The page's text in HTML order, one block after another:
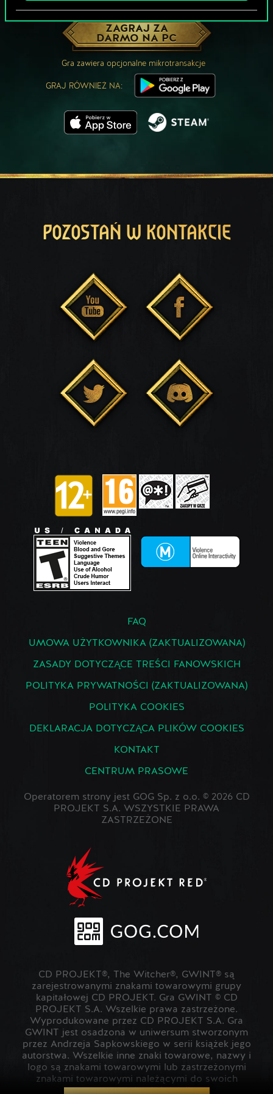
ZAGRAJ ZA
DARMO NA PC
Gra zawiera opcjonalne mikrotransakcje
GRAJ RÓWNIEŻ NA:
POZOSTAŃ W KONTAKCIE
FAQ
UMOWA UŻYTKOWNIKA (ZAKTUALIZOWANA)
ZASADY DOTYCZĄCE TREŚCI FANOWSKICH
POLITYKA PRYWATNOŚCI (ZAKTUALIZOWANA)
POLITYKA COOKIES
DEKLARACJA DOTYCZĄCA PLIKÓW COOKIES
KONTAKT
CENTRUM PRASOWE
Operatorem strony jest GOG Sp. z o.o. © 2026 CD
PROJEKT S.A. WSZYSTKIE PRAWA
ZASTRZEŻONE
CD PROJEKT®, The Witcher®, GWINT® są
zarejestrowanymi znakami towarowymi grupy
kapitałowej CD PROJEKT. Gra GWINT © CD
PROJEKT S.A. Wszelkie prawa zastrzeżone.
Wyprodukowane przez CD PROJEKT S.A. Gra
GWINT jest osadzona w uniwersum stworzonym
przez Andrzeja Sapkowskiego w serii książek jego
autorstwa. Wszelkie inne znaki towarowe, nazwy i
logo są znakami towarowymi lub zastrzeżonymi
znakami towarowymi należącymi do swoich
prawowitych właścicieli.